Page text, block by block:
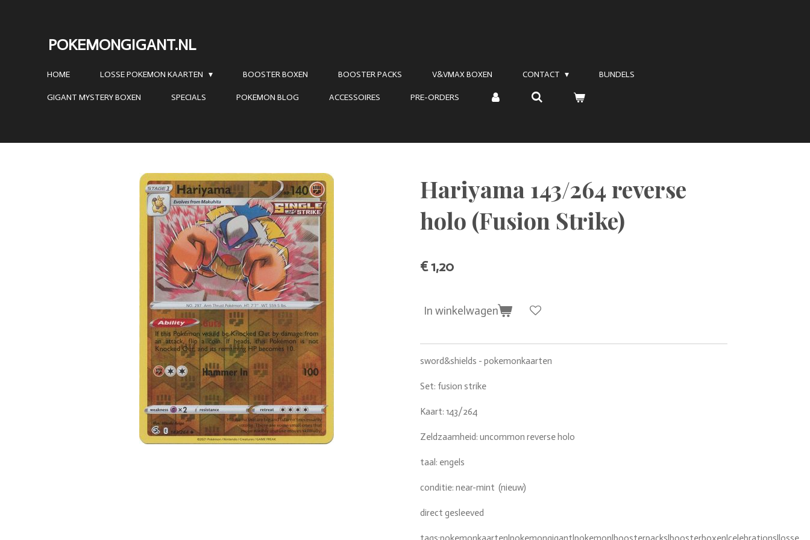
hoofdinhoud
POKEMONGIGANT.NL
HOME LOSSE POKEMON KAARTEN BOOSTER BOXEN BOOSTER PACKS V&VMAX BOXEN CONTACT BUNDELS
GIGANT MYSTERY BOXEN SPECIALS POKEMON BLOG ACCESSOIRES PRE-ORDERS
Hariyama 143/264 reverse
holo (Fusion Strike)
€ 1,20
In winkelwagen
sword&shields - pokemonkaarten
Set: fusion strike
Kaart: 143/264
Zeldzaamheid: uncommon reverse holo
taal: engels
conditie: near-mint (nieuw)
direct gesleeved